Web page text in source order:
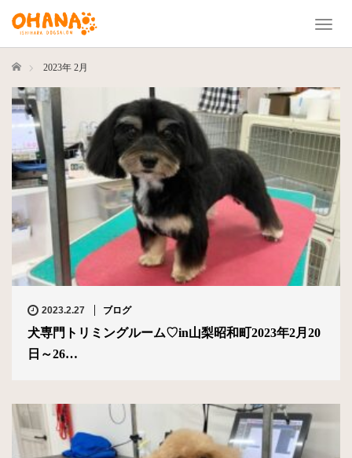
T
l
n
a
g
a
t
i
o
ホーム 2023年 2月
2023.2.27 ブログ
犬専門トリミングルーム♡in山梨昭和町2023年2月20
日～26…